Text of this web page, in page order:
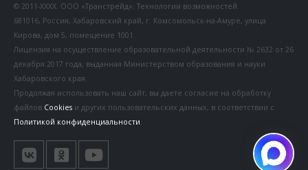
© 2011-XXXX. ООО «Транстрейд». Технологии возможностей.
681016, Россия, Хабаровский край, г. Комсомольск-на-Амуре, улица
Кирова, дом 5, помещение 1001.
Лицензия на осуществление образовательной деятельности № 2632 от 26
декабря 2017 года, выданная Министерством образования и науки
Хабаровского края.
Продолжая использовать наш сайт, вы даете согласие на обработку
файлов Cookies и других пользовательских данных, в соответствии с
Политикой конфиденциальности.